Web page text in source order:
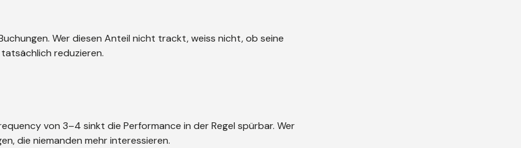
Wer diesen Anteil nicht trackt, weiss nicht, ob seine
reduzieren.
von 3–4 sinkt die Performance in der Regel spürbar. Wer
die niemanden mehr interessieren.